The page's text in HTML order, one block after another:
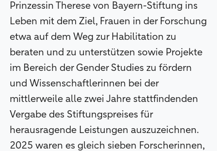
Prinzessin Therese von Bayern-Stiftung ins
Leben mit dem Ziel, Frauen in der Forschung
etwa auf dem Weg zur Habilitation zu
beraten und zu unterstützen sowie Projekte
im Bereich der Gender Studies zu fördern
und Wissenschaftlerinnen bei der
mittlerweile alle zwei Jahre stattfindenden
Vergabe des Stiftungspreises für
herausragende Leistungen auszuzeichnen.
2025 waren es gleich sieben Forscherinnen,